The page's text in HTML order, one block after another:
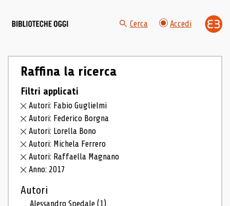
Cerca Accedi
Raffina la ricerca
Filtri applicati
Autori: Fabio Guglielmi
Autori: Federico Borgna
Autori: Lorella Bono
Autori: Michela Ferrero
Autori: Raffaella Magnano
Anno: 2017
Autori
Alessandro Spedale(1)